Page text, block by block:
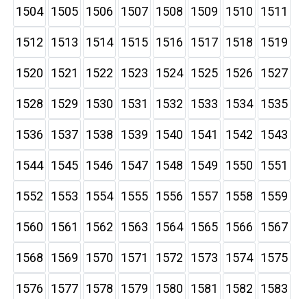
1504 1505 1506 1507 1508 1509 1510 1511
1512 1513 1514 1515 1516 1517 1518 1519
1520 1521 1522 1523 1524 1525 1526 1527
1528 1529 1530 1531 1532 1533 1534 1535
1536 1537 1538 1539 1540 1541 1542 1543
1544 1545 1546 1547 1548 1549 1550 1551
1552 1553 1554 1555 1556 1557 1558 1559
1560 1561 1562 1563 1564 1565 1566 1567
1568 1569 1570 1571 1572 1573 1574 1575
1576 1577 1578 1579 1580 1581 1582 1583